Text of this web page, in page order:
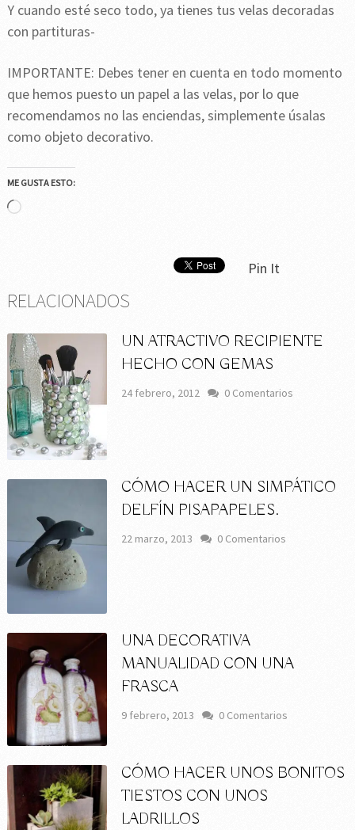
Y cuando esté seco todo, ya tienes tus velas decoradas
con partituras-
IMPORTANTE: Debes tener en cuenta en todo momento
que hemos puesto un papel a las velas, por lo que
recomendamos no las enciendas, simplemente úsalas
como objeto decorativo.
ME GUSTA ESTO:
Cargando...
Pin It
RELACIONADOS
UN ATRACTIVO RECIPIENTE
HECHO CON GEMAS
24 febrero, 2012 0 Comentarios
CÓMO HACER UN SIMPÁTICO
DELFÍN PISAPAPELES.
22 marzo, 2013 0 Comentarios
UNA DECORATIVA
MANUALIDAD CON UNA
FRASCA
9 febrero, 2013 0 Comentarios
CÓMO HACER UNOS BONITOS
TIESTOS CON UNOS
LADRILLOS